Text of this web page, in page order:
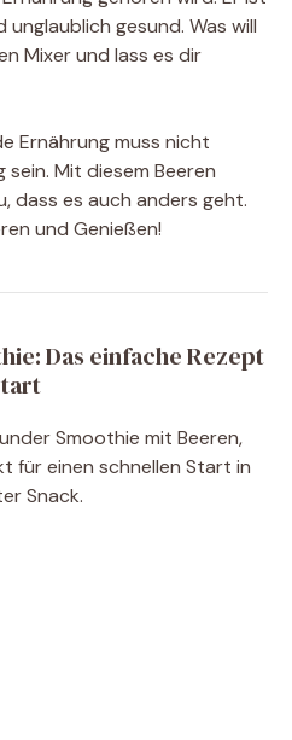
unglaublich gesund. Was will
Mixer und lass es dir
Ernährung muss nicht
Mit diesem Beeren
dass es auch anders geht.
und Genießen!
Das einfache Rezept
Smoothie mit Beeren,
für einen schnellen Start in
Snack.